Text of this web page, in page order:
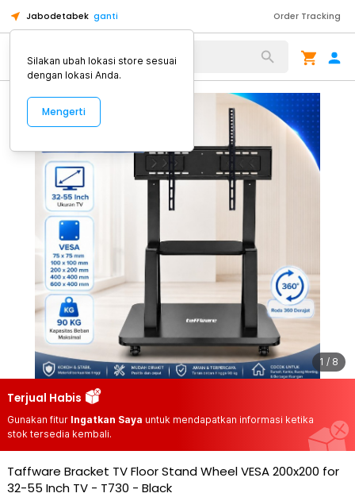
Jabodetabek ganti Order Tracking
Alat Kopi
1 / 8
Terjual Habis
Gunakan fitur Ingatkan Saya untuk mendapatkan informasi ketika
stok tersedia kembali.
Taffware Bracket TV Floor Stand Wheel VESA 200x200 for
32-55 Inch TV - T730 - Black
Silakan ubah lokasi store sesuai
dengan lokasi Anda.
Mengerti